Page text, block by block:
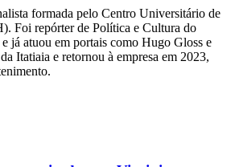
formada pelo Centro Universitário de
Foi repórter de Política e Cultura do
já atuou em portais como Hugo Gloss e
Itatiaia e retornou à empresa em 2023,